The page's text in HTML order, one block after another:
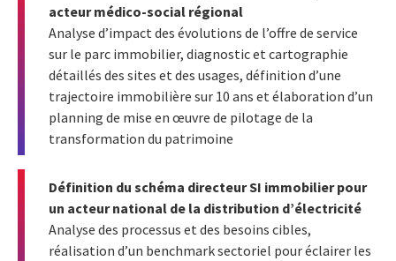
acteur médico-social régional
Analyse d’impact des évolutions de l’offre de service
sur le parc immobilier, diagnostic et cartographie
détaillés des sites et des usages, définition d’une
trajectoire immobilière sur 10 ans et élaboration d’un
planning de mise en œuvre de pilotage de la
transformation du patrimoine
Définition du schéma directeur SI immobilier pour
un acteur national de la distribution d’électricité
Analyse des processus et des besoins cibles,
réalisation d’un benchmark sectoriel pour éclairer les